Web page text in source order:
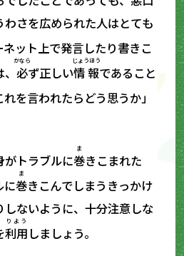
さを広められた人はとても
ット上で発言したり書きこ
、必
かなら
ず正しい情報
じょうほう
であること
を言われたらどう思うか」
がトラブルに巻
ま
きこまれた
に巻
ま
きこんでしまうきっかけ
ないように、十分注意しな
利用
りよう
しましょう。